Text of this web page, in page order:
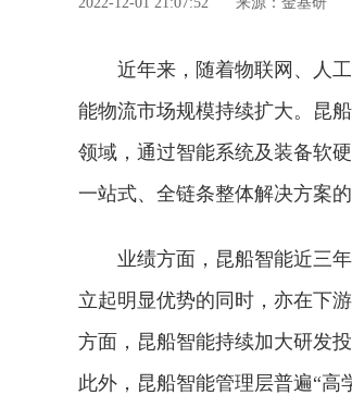
近年来，随着物联网、人
能物流市场规模持续扩大。昆
领域，通过智能系统及装备软
一站式、全链条整体解决方案的
业绩方面，昆船智能近三
立起明显优势的同时，亦在下
方面，昆船智能持续加大研发
此外，昆船智能管理层普遍“